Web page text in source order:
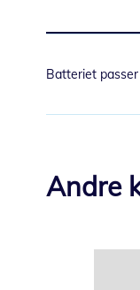
av
Batteriet
Andre